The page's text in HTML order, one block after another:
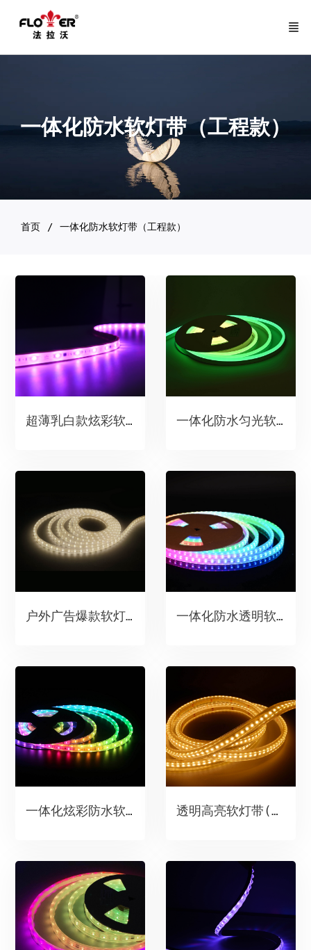
一体化防水软灯带（工程款）
首页 一体化防水软灯带（工程款）
超薄乳白款炫彩软灯带 一体化防水匀光软灯带(三面发光)
户外广告爆款软灯带 一体化防水透明软灯带（单灯单控）
一体化炫彩防水软灯带（7.2W/m） 透明高亮软灯带(9.6W)